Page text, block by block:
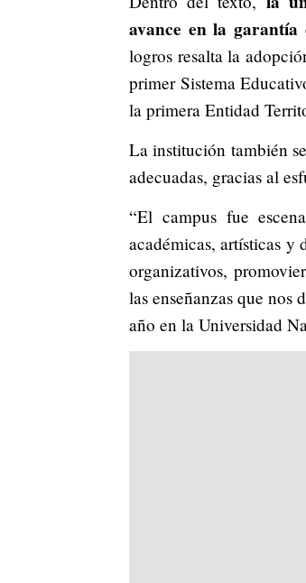
avance en la garantía
logros resalta la
primer Sistema
la primera Entidad
La institución también
adecuadas, gracias al
“El campus fue
académicas, artísticas y
organizativos,
las enseñanzas que nos
año en la Universidad